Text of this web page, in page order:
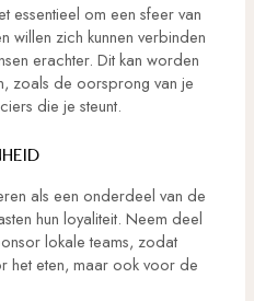
essentieel om een sfeer van
willen zich kunnen verbinden
erachter. Dit kan worden
zoals de oorsprong van je
die je steunt.
als een onderdeel van de
hun loyaliteit. Neem deel
lokale teams, zodat
het eten, maar ook voor de